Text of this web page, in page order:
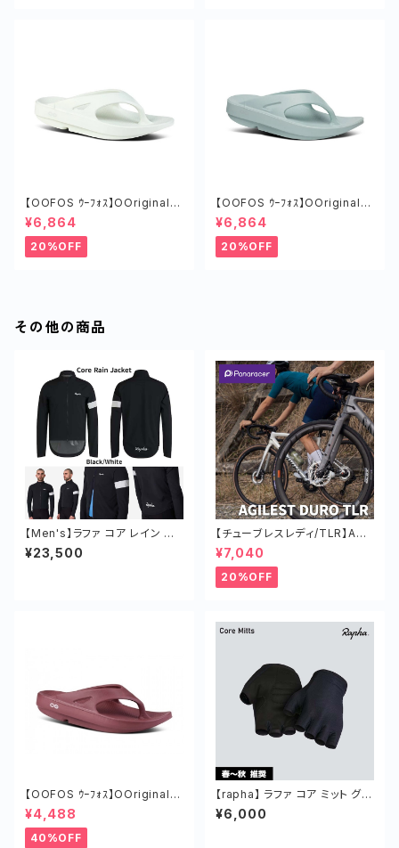
【OOFOS ｳｰﾌｫｽ】OOriginalｳｰ
ｵﾘｼﾞﾅﾙ COSMIC GRAY
¥6,864
20%OFF
【OOFOS ｳｰﾌｫｽ】OOriginalｳｰ
ｵﾘｼﾞﾅﾙ MIST
¥6,864
20%OFF
その他の商品
【Men's】ラファ コア レイン ジ
ャケット 長袖 防水
¥23,500
【チューブレスレディ/TLR】AGI
LEST DURO TLR タイヤ ロー
ドバイク ツーリング 軽い
¥7,040
20%OFF
【OOFOS ｳｰﾌｫｽ】OOriginalｳｰ
ｵﾘｼﾞﾅﾙ MARS RED
¥4,488
40%OFF
【rapha】 ラファ コア ミット グロ
ーブ 手袋 春 夏 秋 クッション
¥6,000